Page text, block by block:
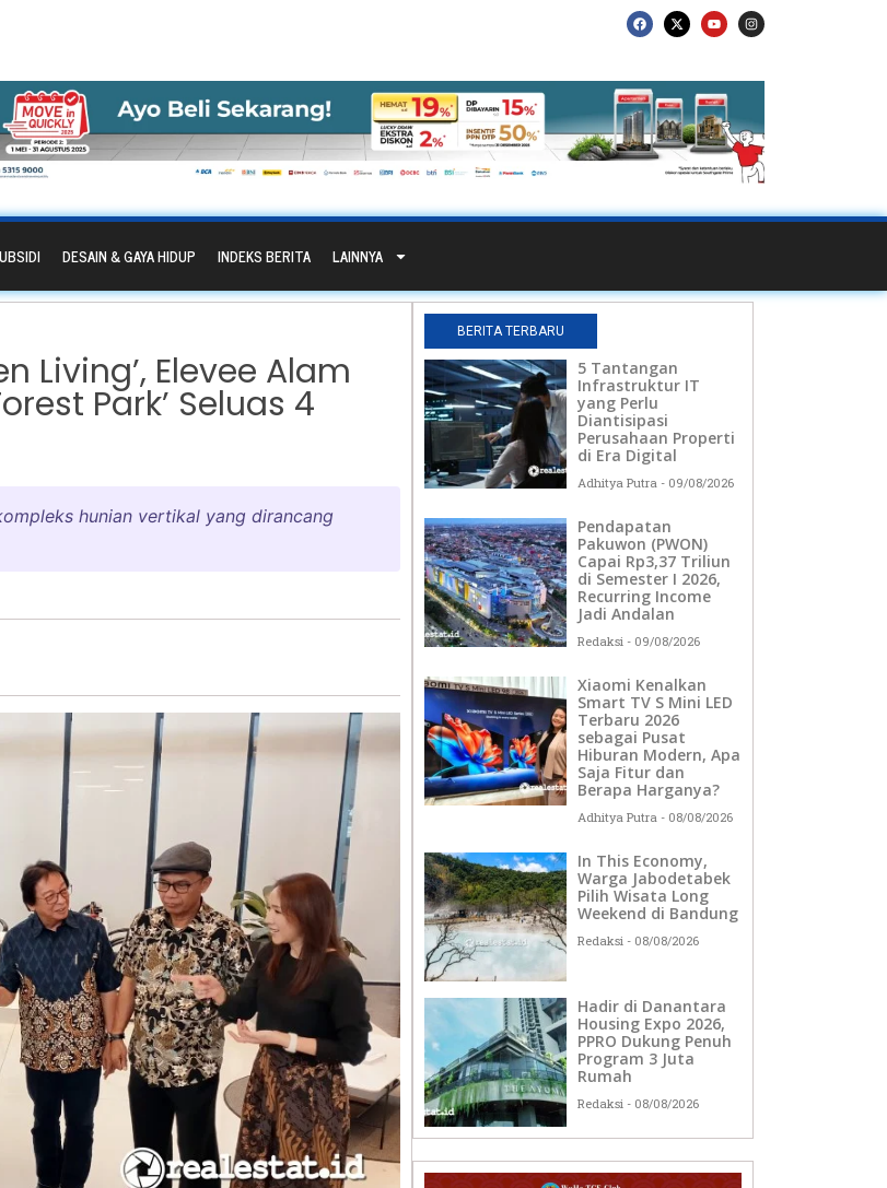
DESAIN & GAYA HIDUP INDEKS BERITA LAINNYA
Living’, Elevee Alam
Park’ Seluas 4
hunian vertikal yang dirancang
BERITA TERBARU
5 Tantangan
Infrastruktur IT
yang Perlu
Diantisipasi
Perusahaan Properti
di Era Digital
Adhitya Putra 09/08/2026
Pendapatan
Pakuwon (PWON)
Capai Rp3,37 Triliun
di Semester I 2026,
Recurring Income
Jadi Andalan
Redaksi 09/08/2026
Xiaomi Kenalkan
Smart TV S Mini LED
Terbaru 2026
sebagai Pusat
Hiburan Modern, Apa
Saja Fitur dan
Berapa Harganya?
Adhitya Putra 08/08/2026
In This Economy,
Warga Jabodetabek
Pilih Wisata Long
Weekend di Bandung
Redaksi 08/08/2026
Hadir di Danantara
Housing Expo 2026,
PPRO Dukung Penuh
Program 3 Juta
Rumah
Redaksi 08/08/2026